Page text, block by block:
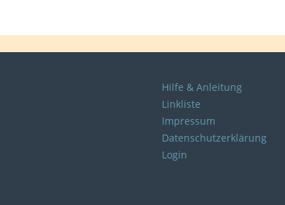
Hilfe & Anleitung
Linkliste
Impressum
Datenschutzerklärung
Login